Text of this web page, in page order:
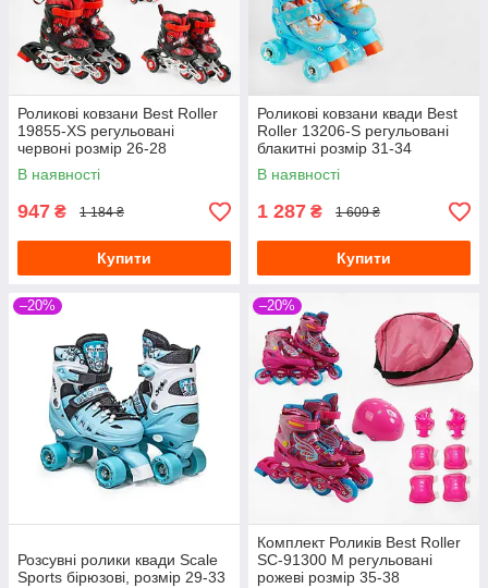
Роликові ковзани Best Roller
19855-XS регульовані
червоні розмір 26-28
В наявності
947 ₴ 1 184 ₴
Купити
Роликові ковзани квади Best
Roller 13206-S регульовані
блакитні розмір 31-34
В наявності
1 287 ₴ 1 609 ₴
Купити
–20%
Розсувні ролики квади Scale
Sports бірюзові, розмір 29-33
–20%
Комплект Роликів Best Roller
SC-91300 М регульовані
рожеві розмір 35-38